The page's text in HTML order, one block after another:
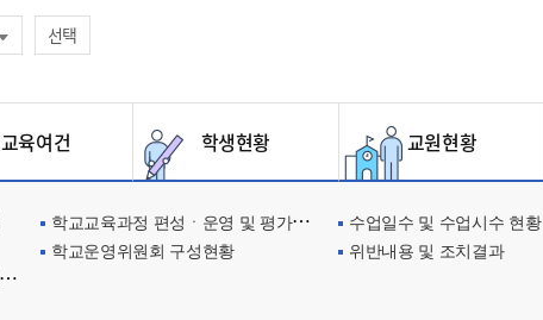
선택
교육여건 학생현황 교원현황
학교교육과정 편성ㆍ운영 및 평가에 관한 사항 수업일수 및 수업시수 현황
학교운영위원회 구성현황 위반내용 및 조치결과